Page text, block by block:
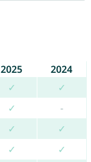
2025
2024
✓
✓
✓
-
✓
✓
✓
✓